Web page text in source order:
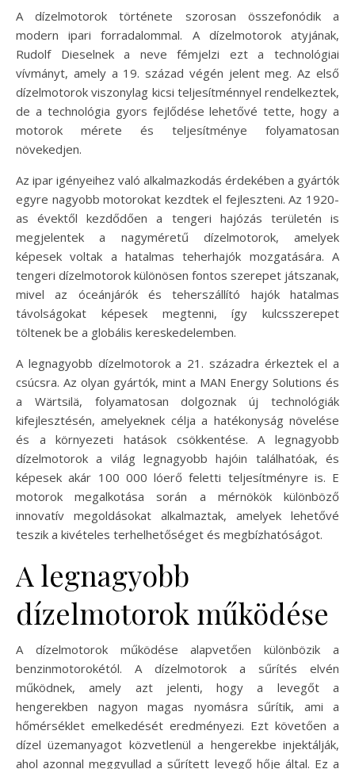
A dízelmotorok története szorosan összefonódik a
modern ipari forradalommal. A dízelmotorok atyjának,
Rudolf Dieselnek a neve fémjelzi ezt a technológiai
vívmányt, amely a 19. század végén jelent meg. Az első
dízelmotorok viszonylag kicsi teljesítménnyel rendelkeztek,
de a technológia gyors fejlődése lehetővé tette, hogy a
motorok mérete és teljesítménye folyamatosan
növekedjen.
Az ipar igényeihez való alkalmazkodás érdekében a gyártók
egyre nagyobb motorokat kezdtek el fejleszteni. Az 1920-
as évektől kezdődően a tengeri hajózás területén is
megjelentek a nagyméretű dízelmotorok, amelyek
képesek voltak a hatalmas teherhajók mozgatására. A
tengeri dízelmotorok különösen fontos szerepet játszanak,
mivel az óceánjárók és teherszállító hajók hatalmas
távolságokat képesek megtenni, így kulcsszerepet
töltenek be a globális kereskedelemben.
A legnagyobb dízelmotorok a 21. századra érkeztek el a
csúcsra. Az olyan gyártók, mint a MAN Energy Solutions és
a Wärtsilä, folyamatosan dolgoznak új technológiák
kifejlesztésén, amelyeknek célja a hatékonyság növelése
és a környezeti hatások csökkentése. A legnagyobb
dízelmotorok a világ legnagyobb hajóin találhatóak, és
képesek akár 100 000 lóerő feletti teljesítményre is. E
motorok megalkotása során a mérnökök különböző
innovatív megoldásokat alkalmaztak, amelyek lehetővé
teszik a kivételes terhelhetőséget és megbízhatóságot.
A legnagyobb
dízelmotorok működése
A dízelmotorok működése alapvetően különbözik a
benzinmotorokétól. A dízelmotorok a sűrítés elvén
működnek, amely azt jelenti, hogy a levegőt a
hengerekben nagyon magas nyomásra sűrítik, ami a
hőmérséklet emelkedését eredményezi. Ezt követően a
dízel üzemanyagot közvetlenül a hengerekbe injektálják,
ahol azonnal meggyullad a sűrített levegő hője által. Ez a